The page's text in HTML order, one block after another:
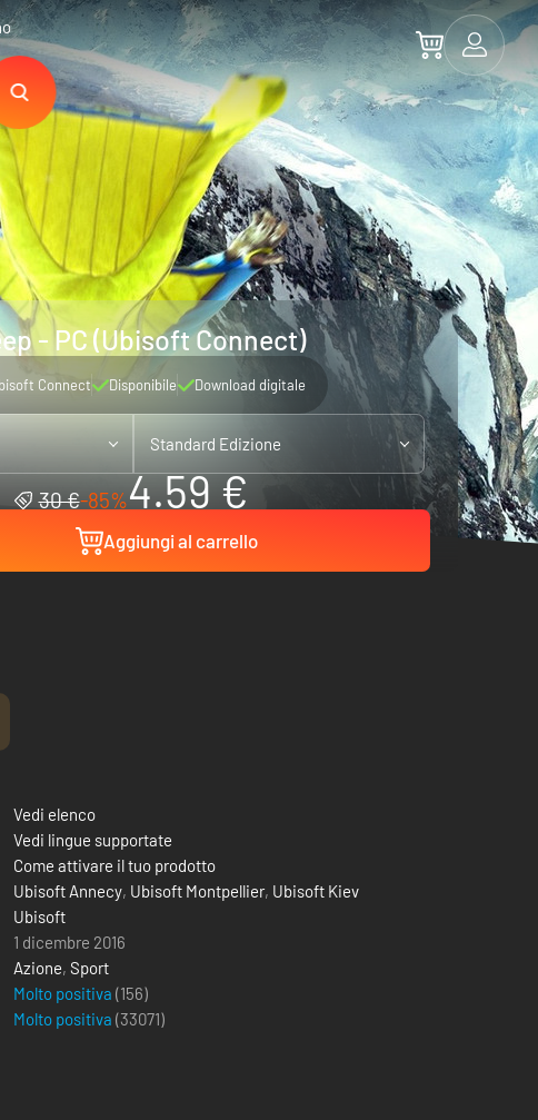
- PC (Ubisoft Connect)
Connect Disponibile Download digitale
Standard Edizione
30 €-85%4.59 €
Aggiungi al carrello
Vedi elenco
Vedi lingue supportate
Come attivare il tuo prodotto
Ubisoft Annecy, Ubisoft Montpellier, Ubisoft Kiev
Ubisoft
1 dicembre 2016
Azione, Sport
Molto positiva (156)
Molto positiva (33071)